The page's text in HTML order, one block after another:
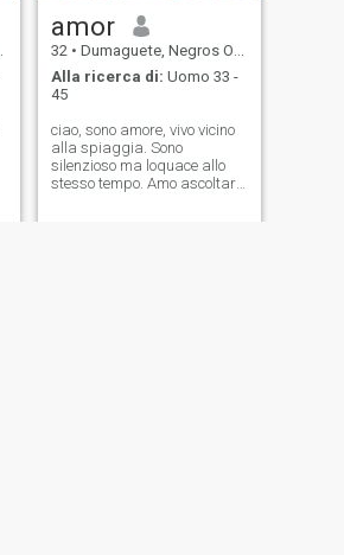
amor
32 • Dumaguete, Negros Oriental, Filippine
Alla ricerca di: Uomo 33 -
45
ciao, sono amore, vivo vicino
alla spiaggia. Sono
silenzioso ma loquace allo
stesso tempo. Amo ascoltare